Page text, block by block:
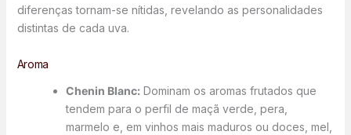
diferenças tornam-se nítidas, revelando as personalidades
distintas de cada uva.
Aroma
Chenin Blanc:Dominam os aromas frutados que
tendem para o perfil de maçã verde, pera,
marmelo e, em vinhos mais maduros ou doces, mel,